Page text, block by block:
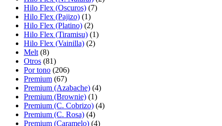
Hilo Flex (Oscuros) (7)
Hilo Flex (Pajizo) (1)
Hilo Flex (Platino) (2)
Hilo Flex (Tiramisu) (1)
Hilo Flex (Vainilla) (2)
Melt (8)
Otros (81)
Por tono (206)
Premium (67)
Premium (Azabache) (4)
Premium (Brownie) (1)
Premium (C. Cobrizo) (4)
Premium (C. Rosa) (4)
Premium (Caramelo) (4)